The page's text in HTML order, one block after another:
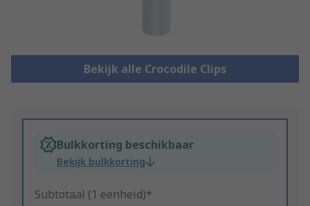
Bekijk alle Crocodile Clips
Bulkkorting beschikbaar
Bekijk bulkkorting
Subtotaal (1 eenheid)*